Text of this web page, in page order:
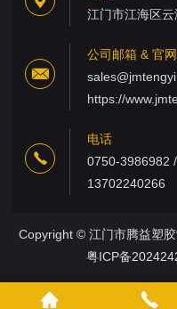
江门市江海区
公司邮箱 & 官
https://
电话
0750-3986982
13702240266
Copyright © 江门市腾益塑
粤ICP备